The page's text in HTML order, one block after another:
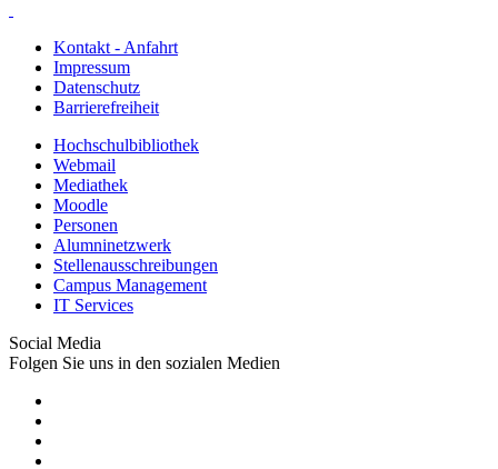
Kontakt - Anfahrt
Impressum
Datenschutz
Barrierefreiheit
Hochschulbibliothek
Webmail
Mediathek
Moodle
Personen
Alumninetzwerk
Stellenausschreibungen
Campus Management
IT Services
Social Media
Folgen Sie uns in den sozialen Medien